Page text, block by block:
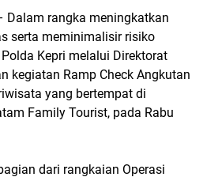
Dalam rangka meningkatkan
serta meminimalisir risiko
Kepri melalui Direktorat
kegiatan Ramp Check Angkutan
yang bertempat di
Family Tourist, pada Rabu
dari rangkaian Operasi